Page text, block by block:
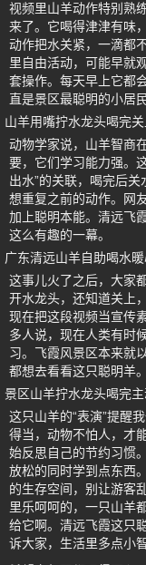
视频里山羊动作特别熟
来了。它喝得津津有味
动作把水关紧，一滴都
里自由活动，可能早就
套操作。每天早上它都
直是景区最聪明的小居民
山羊用嘴拧水龙头喝完
动物学家说，山羊智商
要，它们学习能力强。
出水”的关联，喝完后
想重复之前的动作。网
加上聪明本能。清远飞
这么有趣的一幕。
广东清远山羊自助喝水
这事儿火了之后，大家
开水龙头，还知道关上
现在把这段视频当宣传
多人说，现在人类有时
习。飞霞风景区本来就
都想去看看这只聪明羊。
景区山羊拧水龙头喝完
这只山羊的“表演”提醒
得当，动物不怕人，才
始反思自己的节约习惯
放松的同时学到点东西
的生存空间，别让游客
里乐呵呵的，一只山羊
给它啊。清远飞霞这只
诉大家，生活里多点小